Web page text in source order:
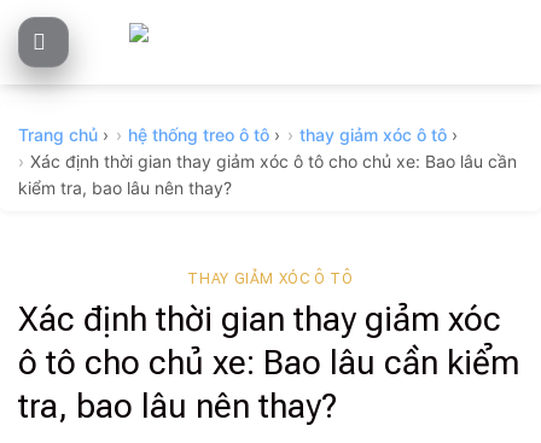
Skip
to
Trang chủ › hệ thống treo ô tô › thay giảm xóc ô tô ›
Xác định thời gian thay giảm xóc ô tô cho chủ xe: Bao lâu cần
kiểm tra, bao lâu nên thay?
THAY GIẢM XÓC Ô TÔ
Xác định thời gian thay giảm xóc
ô tô cho chủ xe: Bao lâu cần kiểm
tra, bao lâu nên thay?